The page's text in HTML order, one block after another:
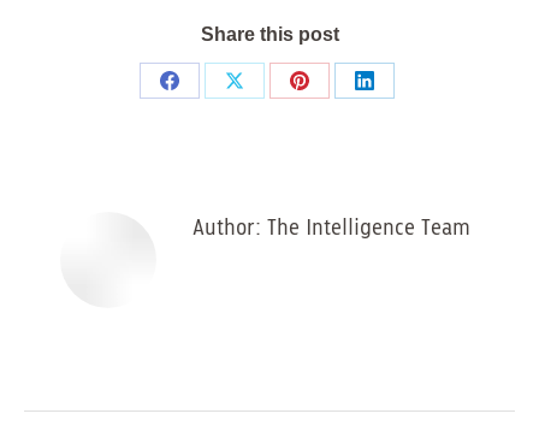
Share this post
Share
Share
Share
Share
Author: The Intelligence Team